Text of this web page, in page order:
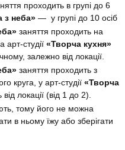
проходить в групі до 6
з неба» — у групі до 10 осіб
заняття проходить на
арт-студії «Творча кухня»
залежно від локації.
заняття проходить з
круга, у арт-студії «Творча
від локації (від 1 до 2).
тому його не можна
в ньому їжу або зберігати